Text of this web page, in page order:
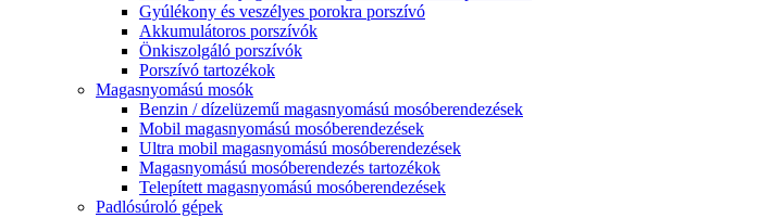
Gyúlékony és veszélyes porokra porszívó
Akkumulátoros porszívók
Önkiszolgáló porszívók
Porszívó tartozékok
Magasnyomású mosók
Benzin / dízelüzemű magasnyomású mosóberendezések
Mobil magasnyomású mosóberendezések
Ultra mobil magasnyomású mosóberendezések
Magasnyomású mosóberendezés tartozékok
Telepített magasnyomású mosóberendezések
Padlósúroló gépek